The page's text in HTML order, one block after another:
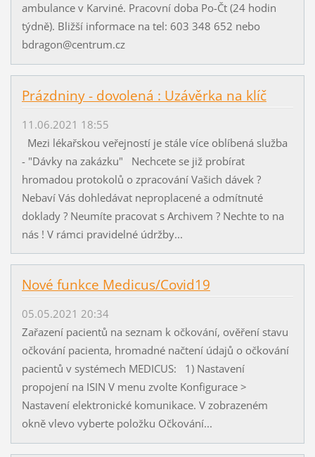
ambulance v Karviné. Pracovní doba Po-Čt (24 hodin
týdně). Bližší informace na tel: 603 348 652 nebo
bdragon@centrum.cz
Prázdniny - dovolená : Uzávěrka na klíč
11.06.2021 18:55
Mezi lékařskou veřejností je stále více oblíbená služba
- "Dávky na zakázku" Nechcete se již probírat
hromadou protokolů o zpracování Vašich dávek ?
Nebaví Vás dohledávat neproplacené a odmítnuté
doklady ? Neumíte pracovat s Archivem ? Nechte to na
nás ! V rámci pravidelné údržby...
Nové funkce Medicus/Covid19
05.05.2021 20:34
Zařazení pacientů na seznam k očkování, ověření stavu
očkování pacienta, hromadné načtení údajů o očkování
pacientů v systémech MEDICUS: 1) Nastavení
propojení na ISIN V menu zvolte Konfigurace >
Nastavení elektronické komunikace. V zobrazeném
okně vlevo vyberte položku Očkování...